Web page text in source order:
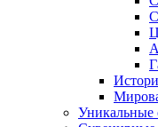
Уникальные